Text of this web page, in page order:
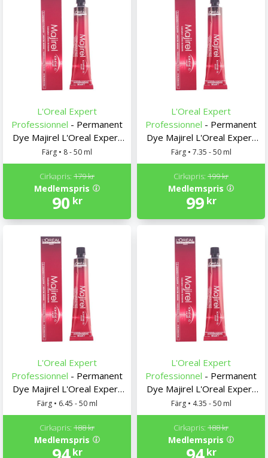
L'Oreal Expert
Professionnel - Permanent
Dye Majirel L'Oreal Expert
Professionnel
Färg • 8 - 50 ml
Medlemspris
90 kr
Cirkapris: 179 kr
L'Oreal Expert
Professionnel - Permanent
Dye Majirel L'Oreal Expert
Professionnel
Färg • 7.35 - 50 ml
Medlemspris
99 kr
Cirkapris: 199 kr
L'Oreal Expert
Professionnel - Permanent
Dye Majirel L'Oreal Expert
Professionnel
Färg • 6.45 - 50 ml
Medlemspris
kr
Cirkapris: 188 kr
L'Oreal Expert
Professionnel - Permanent
Dye Majirel L'Oreal Expert
Professionnel
Färg • 4.35 - 50 ml
Medlemspris
kr
Cirkapris: 188 kr